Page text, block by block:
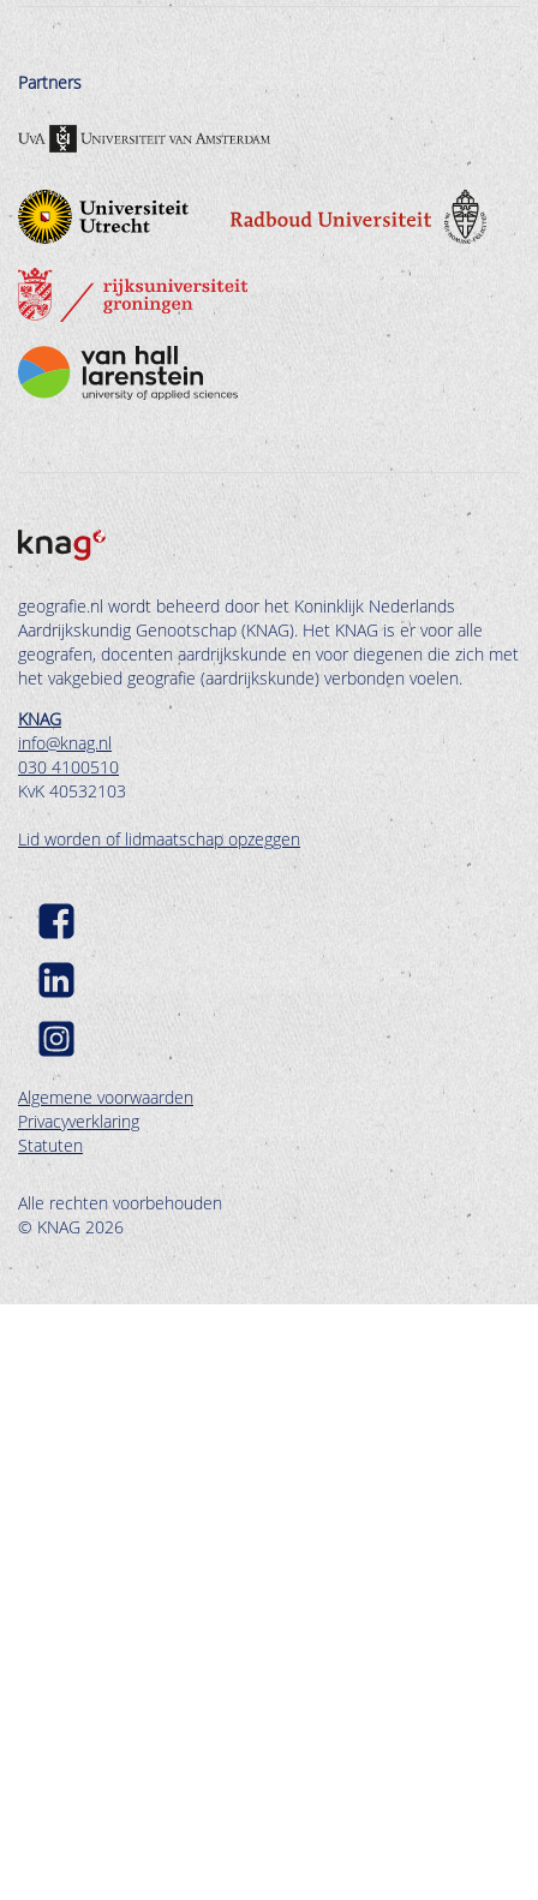
Partners
geografie.nl wordt beheerd door het Koninklijk Nederlands
Aardrijkskundig Genootschap (KNAG). Het KNAG is er voor alle
geografen, docenten aardrijkskunde en voor diegenen die zich met
het vakgebied geografie (aardrijkskunde) verbonden voelen.
KNAG
info@knag.nl
030 4100510
KvK 40532103
Lid worden of lidmaatschap opzeggen
Algemene voorwaarden
Privacyverklaring
Statuten
Alle rechten voorbehouden
© KNAG 2026